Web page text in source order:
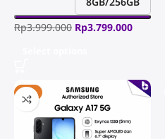
Rp3.999.000 Rp3.799.000
-4%